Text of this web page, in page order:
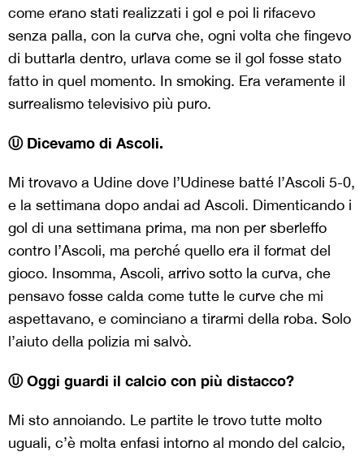
come erano stati realizzati i gol e poi li rifacevo
senza palla, con la curva che, ogni volta che fingevo
di buttarla dentro, urlava come se il gol fosse stato
fatto in quel momento. In smoking. Era veramente il
surrealismo televisivo più puro.
Ⓤ Dicevamo di Ascoli.
Mi trovavo a Udine dove l’Udinese batté l’Ascoli 5-0,
e la settimana dopo andai ad Ascoli. Dimenticando i
gol di una settimana prima, ma non per sberleffo
contro l’Ascoli, ma perché quello era il format del
gioco. Insomma, Ascoli, arrivo sotto la curva, che
pensavo fosse calda come tutte le curve che mi
aspettavano, e cominciano a tirarmi della roba. Solo
l’aiuto della polizia mi salvò.
Ⓤ Oggi guardi il calcio con più distacco?
Mi sto annoiando. Le partite le trovo tutte molto
uguali, c’è molta enfasi intorno al mondo del calcio,